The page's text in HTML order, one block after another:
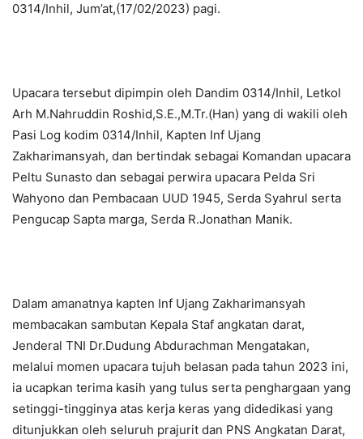
0314/Inhil, Jum’at,(17/02/2023) pagi.
Upacara tersebut dipimpin oleh Dandim 0314/Inhil, Letkol
Arh M.Nahruddin Roshid,S.E.,M.Tr.(Han) yang di wakili oleh
Pasi Log kodim 0314/Inhil, Kapten Inf Ujang
Zakharimansyah, dan bertindak sebagai Komandan upacara
Peltu Sunasto dan sebagai perwira upacara Pelda Sri
Wahyono dan Pembacaan UUD 1945, Serda Syahrul serta
Pengucap Sapta marga, Serda R.Jonathan Manik.
Dalam amanatnya kapten Inf Ujang Zakharimansyah
membacakan sambutan Kepala Staf angkatan darat,
Jenderal TNI Dr.Dudung Abdurachman Mengatakan,
melalui momen upacara tujuh belasan pada tahun 2023 ini,
ia ucapkan terima kasih yang tulus serta penghargaan yang
setinggi-tingginya atas kerja keras yang didedikasi yang
ditunjukkan oleh seluruh prajurit dan PNS Angkatan Darat,